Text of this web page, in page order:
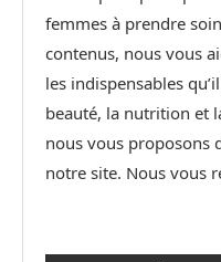
femmes à prendre
contenus, nous vous
les indispensables
beauté, la nutrition et
nous vous proposons
notre site. Nous vous